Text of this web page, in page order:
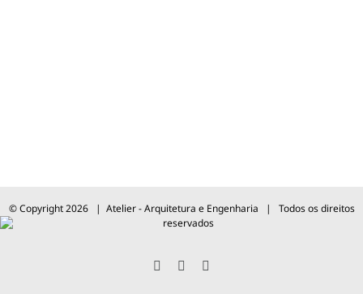
© Copyright2026 | Atelier - Arquitetura e Engenharia | Todos os direitos
reservados
FacebookInstagram